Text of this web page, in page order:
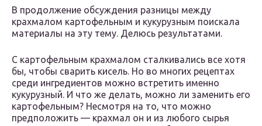
В продолжение обсуждения разницы между
крахмалом картофельным и кукурузным поискала
материалы на эту тему. Делюсь результатами.
С картофельным крахмалом сталкивались все хотя
бы, чтобы сварить кисель. Но во многих рецептах
среди ингредиентов можно встретить именно
кукурузный. И что же делать, можно ли заменить его
картофельным? Несмотря на то, что можно
предположить — крахмал он и из любого сырья